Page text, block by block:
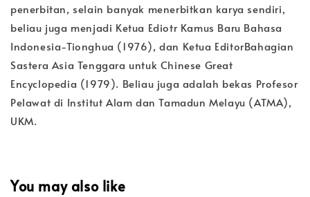
penerbitan, selain banyak menerbitkan karya sendiri,
beliau juga menjadi Ketua Ediotr Kamus Baru Bahasa
Indonesia-Tionghua (1976), dan Ketua EditorBahagian
Sastera Asia Tenggara untuk Chinese Great
Encyclopedia (1979). Beliau juga adalah bekas Profesor
Pelawat di Institut Alam dan Tamadun Melayu (ATMA),
UKM.
You may also like